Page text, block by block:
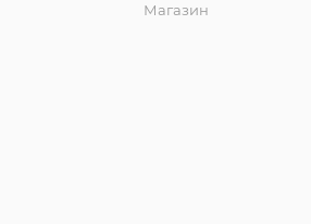
Магазин